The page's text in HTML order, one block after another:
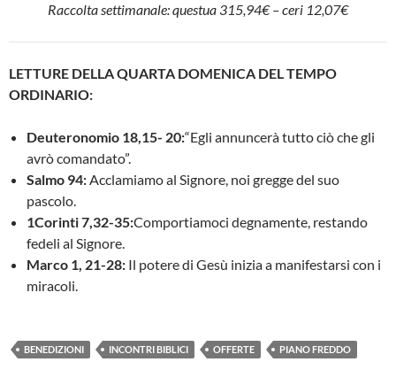
Raccolta settimanale: questua 315,94€ – ceri 12,07€
LETTURE DELLA QUARTA DOMENICA DEL TEMPO
ORDINARIO:
Deuteronomio 18,15- 20:“Egli annuncerà tutto ciò che gli
avrò comandato”.
Salmo 94:Acclamiamo al Signore, noi gregge del suo
pascolo.
1Corinti 7,32-35:Comportiamoci degnamente, restando
fedeli al Signore.
Marco 1, 21-28: Il potere di Gesù inizia a manifestarsi con i
miracoli.
BENEDIZIONI INCONTRI BIBLICI OFFERTE PIANO FREDDO